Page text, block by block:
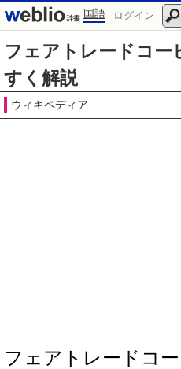
国語 ログイン
フェアトレードコー
すく解説
ウィキペディア
フェアトレードコ